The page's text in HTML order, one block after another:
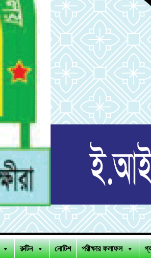
রুটিন নোটিশ পরীক্ষার ফলাফল